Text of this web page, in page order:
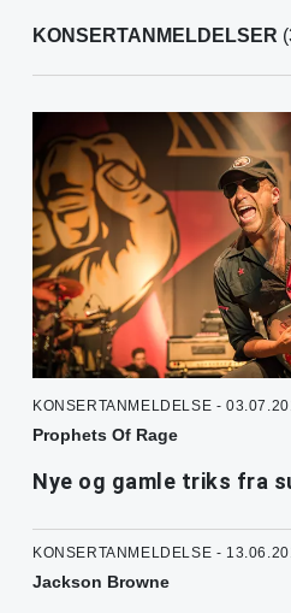
KONSERTANMELDELSER
KONSERTANMELDELSE -
Prophets Of Rage
Nye og gamle triks fra
KONSERTANMELDELSE -
Jackson Browne